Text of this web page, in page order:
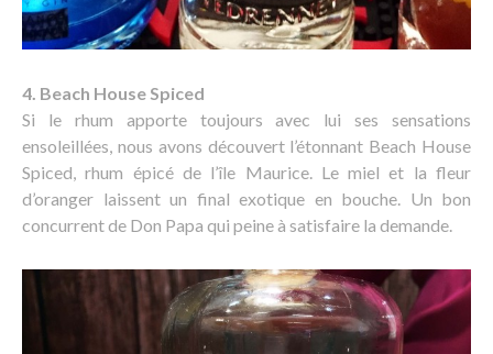
4. Beach House Spiced
Si le rhum apporte toujours avec lui ses sensations
ensoleillées, nous avons découvert l’étonnant Beach House
Spiced, rhum épicé de l’île Maurice. Le miel et la fleur
d’oranger laissent un final exotique en bouche. Un bon
concurrent de Don Papa qui peine à satisfaire la demande.